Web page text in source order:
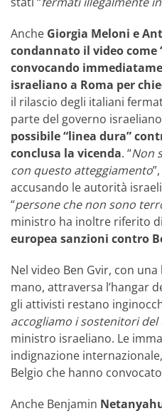
Anche Giorgia Meloni e
condannato il video come
convocando
israeliano a Roma per
il rilascio degli italiani
parte del governo
possibile “linea dura”
conclusa la vicenda. “Non
con questo atteggiamento
accusando le autorità
“persone che non sono
ministro ha inoltre riferito
europea sanzioni contro
Nel video Ben Gvir, con
mano, attraversa l’hangar
gli attivisti restano
accogliamo i sostenitori
ministro israeliano. Le
indignazione
Belgio che hanno
Anche Benjamin